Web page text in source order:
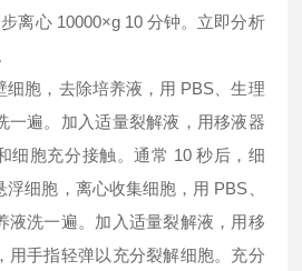
离心 10000×g 10 分钟。立即分析
细胞，去除培养液，用 PBS、生理
一遍。加入适量裂解液，用移液器
细胞充分接触。通常 10 秒后，细
细胞，离心收集细胞，用 PBS、
液洗一遍。加入适量裂解液，用移
用手指轻弹以充分裂解细胞。充分